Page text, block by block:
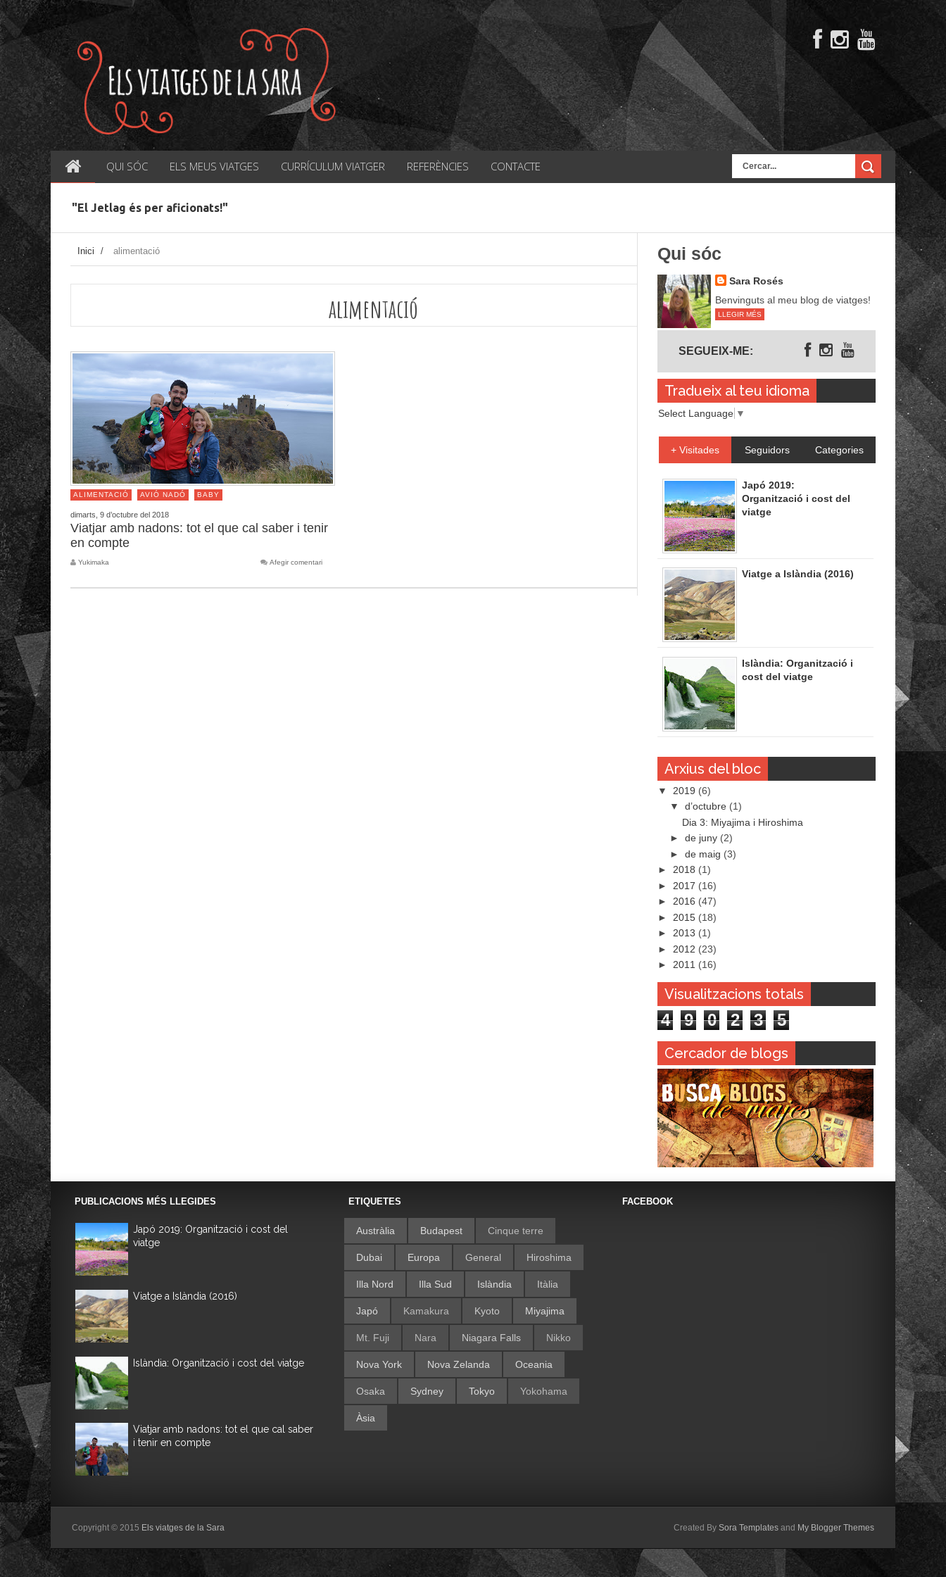
QUI SÓC ELS MEUS VIATGES CURRÍCULUM VIATGER REFERÈNCIES CONTACTE
"El Jetlag és per aficionats!"
Inici / alimentació
alimentació
ALIMENTACIÓ AVIÓ NADÓ BABY
dimarts, 9 d’octubre del 2018
Viatjar amb nadons: tot el que cal saber i tenir
en compte
Yukimaka Afegir comentari
Qui sóc
Sara Rosés
Benvinguts al meu blog de viatges!
LLEGIR MÉS
SEGUEIX-ME:
Tradueix al teu idioma
Select Language ▼
+ Visitades Seguidors Categories
Japó 2019:
Organització i cost del
viatge
Viatge a Islàndia (2016)
Islàndia: Organització i
cost del viatge
Arxius del bloc
▼ 2019 (6)
▼ d’octubre (1)
Dia 3: Miyajima i Hiroshima
► de juny (2)
► de maig (3)
► 2018 (1)
► 2017 (16)
► 2016 (47)
► 2015 (18)
► 2013 (1)
► 2012 (23)
► 2011 (16)
Visualitzacions totals
4 9 0 2 3 5
Cercador de blogs
PUBLICACIONS MÉS LLEGIDES
Japó 2019: Organització i cost del
viatge
Viatge a Islàndia (2016)
Islàndia: Organització i cost del viatge
Viatjar amb nadons: tot el que cal saber
i tenir en compte
ETIQUETES
Austràlia Budapest Cinque terre
Dubai Europa General Hiroshima
Illa Nord Illa Sud Islàndia Itàlia
Japó Kamakura Kyoto Miyajima
Mt. Fuji Nara Niagara Falls Nikko
Nova York Nova Zelanda Oceania
Osaka Sydney Tokyo Yokohama
Àsia
FACEBOOK
Copyright © 2015 Els viatges de la Sara Created By Sora Templates and My Blogger Themes